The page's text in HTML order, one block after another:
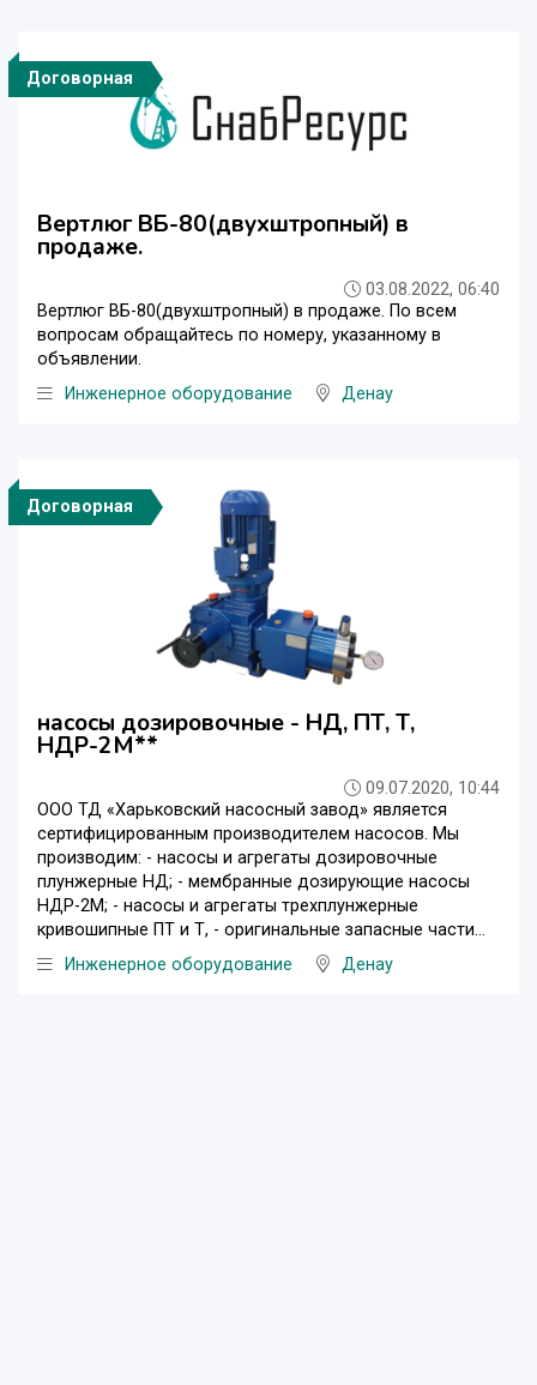
Договорная
Вертлюг ВБ-80(двухштропный) в
продаже.
03.08.2022, 06:40
Вертлюг ВБ-80(двухштропный) в продаже. По всем
вопросам обращайтесь по номеру, указанному в
объявлении.
Инженерное оборудование
Денау
Договорная
насосы дозировочные - НД, ПТ, Т,
НДР-2М**
09.07.2020, 10:44
ООО ТД «Харьковский насосный завод» является
сертифицированным производителем насосов. Мы
производим: - насосы и агрегаты дозировочные
плунжерные НД; - мембранные дозирующие насосы
НДР-2М; - насосы и агрегаты трехплунжерные
кривошипные ПТ и Т, - оригинальные запасные части...
Инженерное оборудование
Денау